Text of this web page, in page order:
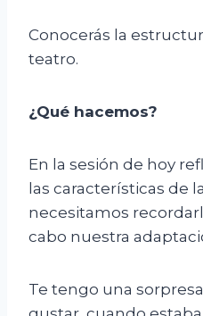
Conocerás la
teatro.
¿Qué hacemos?
En la sesión de hoy
las características de
necesitamos
cabo nuestra
Te tengo una